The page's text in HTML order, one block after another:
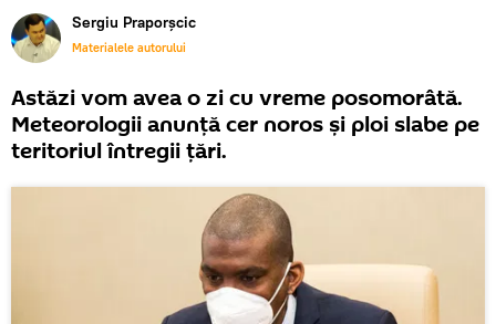
Sergiu Praporșcic
Materialele autorului
Astăzi vom avea o zi cu vreme posomorâtă.
Meteorologii anunță cer noros și ploi slabe pe
teritoriul întregii țări.